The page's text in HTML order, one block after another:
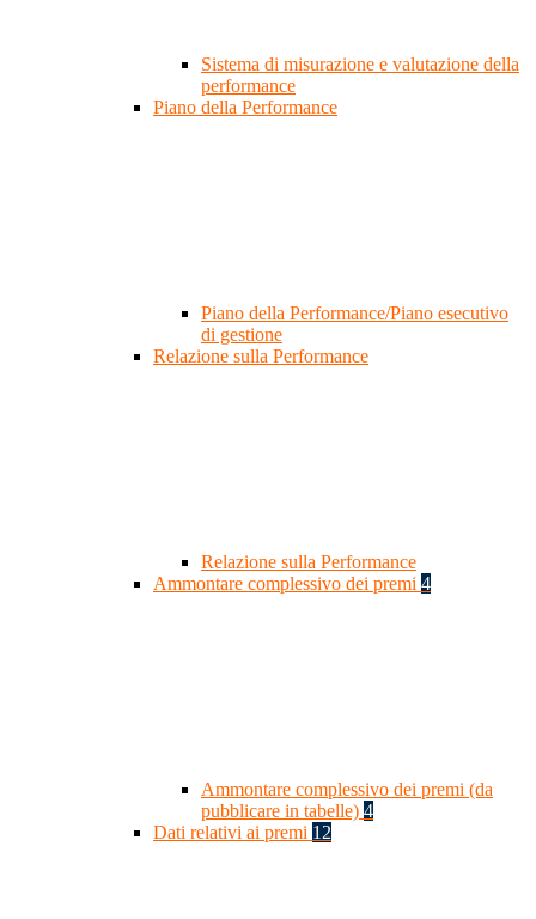
Sistema di misurazione e valutazione della
performance
Piano della Performance
Piano della Performance/Piano esecutivo
di gestione
Relazione sulla Performance
Relazione sulla Performance
Ammontare complessivo dei premi 4
Ammontare complessivo dei premi (da
pubblicare in tabelle) 4
Dati relativi ai premi 12